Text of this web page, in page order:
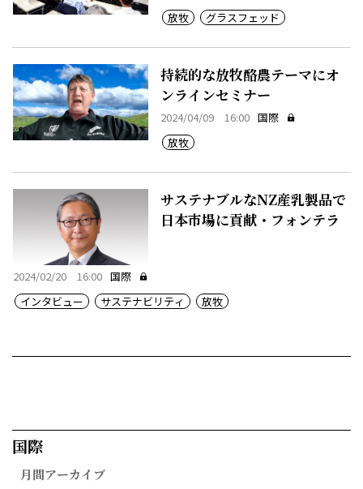
放牧
グラスフェッド
持続的な放牧酪農テーマにオ
ンラインセミナー
2024/04/09 16:00 国際
放牧
サステナブルなNZ産乳製品で
日本市場に貢献・フォンテラ
2024/02/20 16:00 国際
インタビュー
サステナビリティ 放牧
国際​
月間アーカイブ